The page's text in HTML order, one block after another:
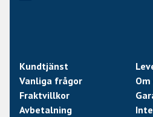
Kundtjänst
Vanliga frågor
Fraktvillkor
Avbetalning